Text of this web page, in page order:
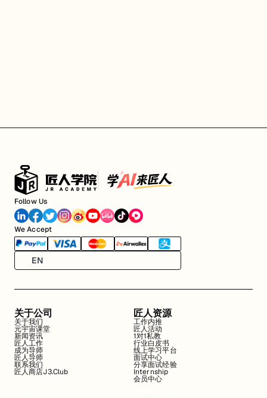
Follow Us
We Accept
EN
关于公司
关于我们
元宇宙课堂
新闻资讯
匠人工作
成为导师
匠人导师
联系我们
匠人商店J3.Club
匠人资源
工作内推
匠人活动
1对1私教
行业白皮书
线上学习平台
面试中心
分享面试经验
Internship
会员中心